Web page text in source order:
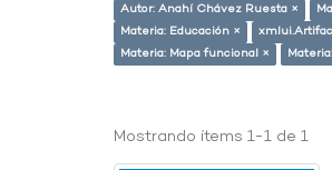
Autor: Anahí Chávez Ruesta ×
Materia: Educación ×
Materia: Mapa funcional ×
Mostrando ítems 1-1 de 1